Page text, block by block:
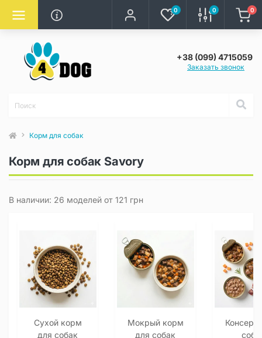
0 0 0
+38 (099) 4715059
Заказать звонок
Корм для собак
Корм для собак Savory
В наличии: 26 моделей от 121 грн
Сухой корм
для собак
Мокрый корм
для собак